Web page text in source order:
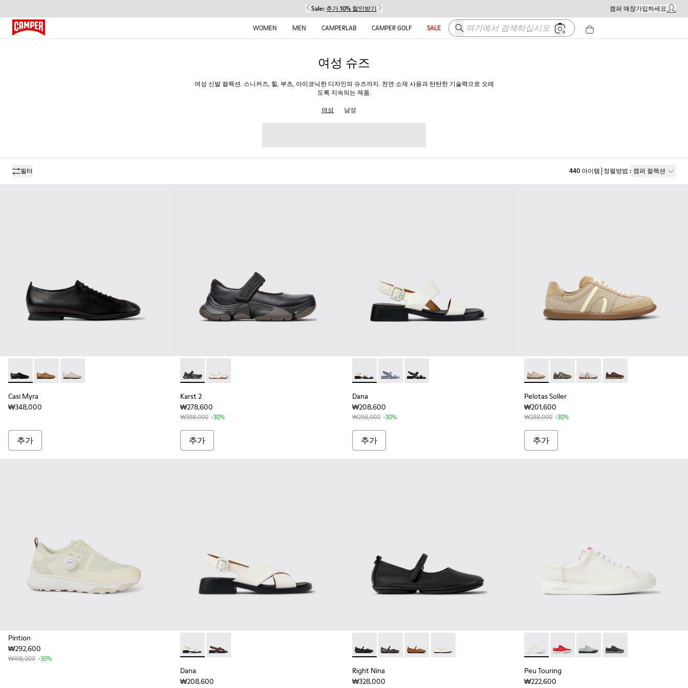
Sale: 추가 10% 할인받기 캠퍼 매장가입하세요내 계정
WOMEN
MEN CAMPERLAB CAMPER GOLF SALE 여기에서 검색하십시오
여성 슈즈
여성 신발 컬렉션. 스니커즈, 힐, 부츠, 아이코닉한 디자인의 슈즈까지. 천연 소재 사용과 탄탄한 기술력으로 오래
도록 지속되는 제품.
여성
남성
필터 440 아이템 정렬방법 : 캠퍼 컬렉션
Casi Myra - K201802-001 - 여성용 블랙 가죽 소재 슈즈
Casi Myra - K201802-003
Casi Myra - K201802-002
Casi Myra
₩348,000
추가
Karst 2 - K201846-001 - 여성용 블랙 컬러 가죽 소재 스니커즈
Karst 2 - K201846-002 - 여성용 화이트 컬러 가죽 소재 스니커즈
Karst 2
₩278,600
₩398,000 -30%
추가
Dana - K201486-007 - 여성용 화이트 컬러 가죽 소재 샌들
Dana - K201486-018
Dana - K201486-005 - 여성용 블랙 컬러 가죽 소재 샌들
Dana
₩208,600
₩298,000 -30%
추가
Pelotas Soller - K201818-005 - 여성용 브라
Pelotas Soller - K201818-006
Pelotas Soller - K201818-004
Pelotas Soller -
Pelotas Soller
₩201,600
₩288,000 -30%
추가
Pintion
₩292,600
₩418,000 -30%
Dana - K201600-004 - 여성용 화이트 컬러 가죽 소재 샌들
Dana - K201600-009 - 여성용 브라운 컬러 가죽 소재 샌들
Dana
₩208,600
Right Nina - K201365-021 - 여성용 블랙 가죽 소재 슈즈
Right Nina - K201365-031
Right Nina - K201365-030
Right Nina - K201365-024
Right Nina
₩328,000
Peu Touring - K200877-038 - 여성용 화이
Peu Touring - K200877-056
Peu Touring - K200877-054
Peu Touring -
Peu Touring
₩222,600